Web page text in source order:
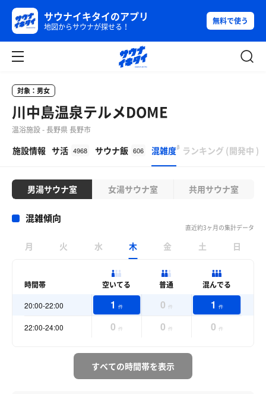
サウナイキタイのアプリ
地図からサウナが探せる！
無料で使う
対象：男女
川中島温泉テルメDOME
温浴施設 - 長野県 長野市
施設情報 サ活 4968 サウナ飯 606 混雑度β ランキング (開発中 )
男湯サウナ室 女湯サウナ室 共用サウナ室
混雑傾向
直近約3ヶ月の集計データ
月 火 水 木 金 土 日
時間帯 空いてる 普通 混んでる
20:00-22:00 1 件 0 件 1 件
22:00-24:00 0 件 0 件 0 件
すべての時間帯を表示